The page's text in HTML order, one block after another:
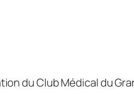
du Club Médical du